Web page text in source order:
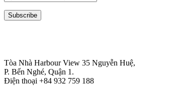
Subscribe
Tòa Nhà Harbour View 35 Nguyễn Huệ,
P. Bến Nghé, Quận 1.
Điện thoại +84 932 759 188